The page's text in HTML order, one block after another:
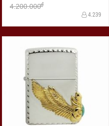
4.200.000đ
4.239